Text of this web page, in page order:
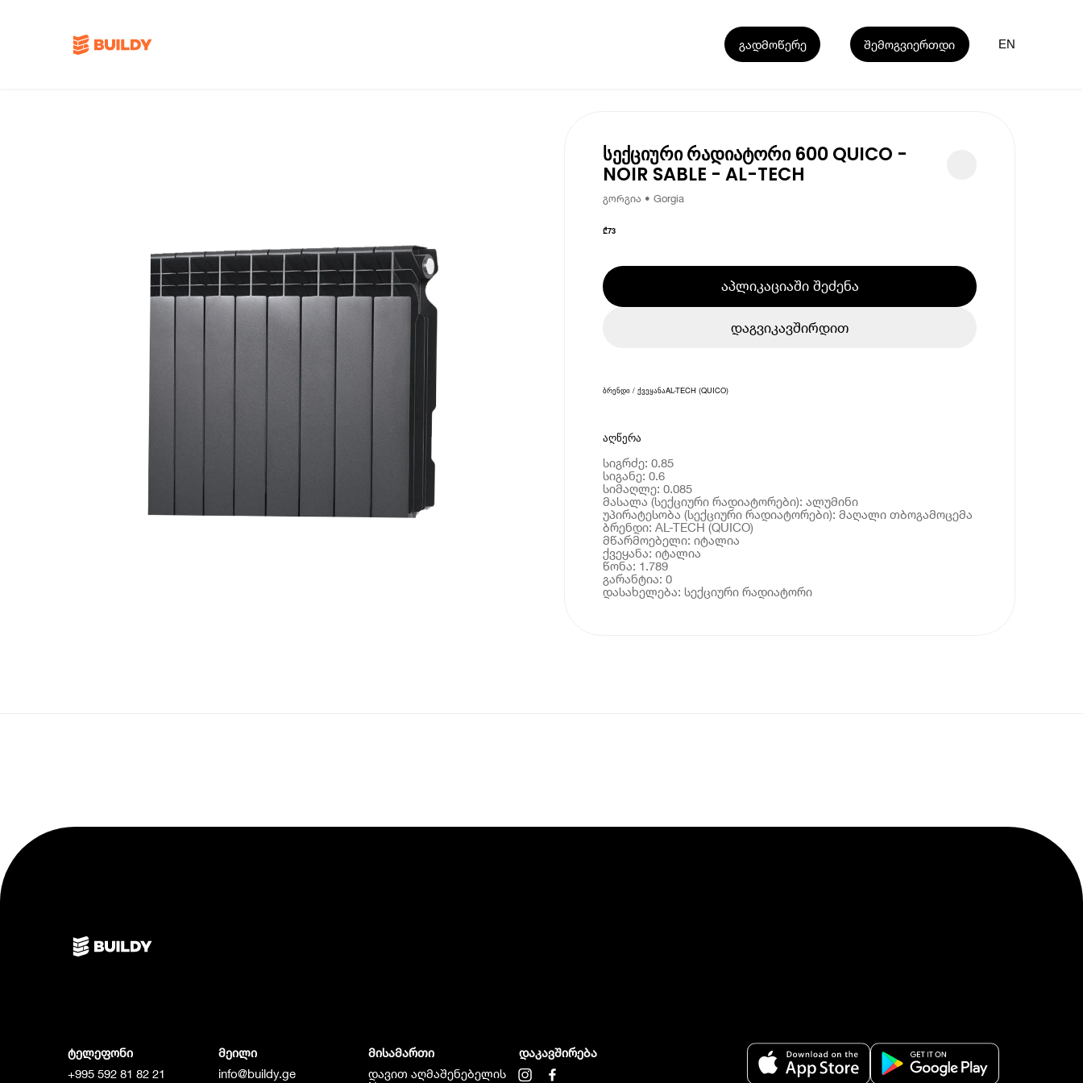
გადმოწერე შემოგვიერთდი EN
სექციური რადიატორი 600 QUICO -
NOIR SABLE - AL-TECH
გორგია • Gorgia
₾73
აპლიკაციაში შეძენა
დაგვიკავშირდით
ბრენდი / ქვეყანაAL-TECH (QUICO)
აღწერა
სიგრძე: 0.85
სიგანე: 0.6
სიმაღლე: 0.085
მასალა (სექციური რადიატორები): ალუმინი
უპირატესობა (სექციური რადიატორები): მაღალი თბოგამოცემა
ბრენდი: AL-TECH (QUICO)
მწარმოებელი: იტალია
ქვეყანა: იტალია
წონა: 1.789
გარანტია: 0
დასახელება: სექციური რადიატორი
ტელეფონი
+995 592 81 82 21
მეილი
info@buildy.ge
მისამართი
დავით აღმაშენებელის
დაკავშირება